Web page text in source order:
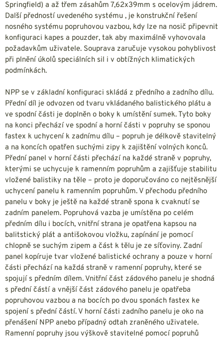
Springfield) a až třem zásahům 7,62x39mm s ocelovým jádrem.
Další předností uvedeného systému , je konstrukční řešení
nosného systému popruhovou vazbou, kdy lze na nosič připevnit
konfiguraci kapes a pouzder, tak aby maximálně vyhovovala
požadavkům uživatele. Souprava zaručuje vysokou pohyblivost
při plnění úkolů speciálních sil i v obtížných klimatických
podmínkách.
NPP se v základní konfiguraci skládá z předního a zadního dílu.
Přední díl je odvozen od tvaru vkládaného balistického plátu a
ve spodní části je doplněn o boky k umístění sumek. Tyto boky
na konci přechází ve spodní a horní části v popruhy se sponou
fastex k uchycení k zadnímu dílu – popruh je délkově stavitelný
a na koncích opatřen suchými zipy k zajištění volných konců.
Přední panel v horní části přechází na každé straně v popruhy,
kterými se uchycuje k ramenním popruhům a zajišťuje stabilitu
vložené balistiky na těle – proto je doporučováno co nejtěsnější
uchycení panelu k ramenním popruhům. V přechodu předního
panelu v boky je ještě na každé straně spona k cvaknutí se
zadním panelem. Popruhová vazba je umístěna po celém
předním dílu i bocích, vnitřní strana je opatřena kapsou na
balitstický plát a antišokovou vložku, zapínání je pomocí
chlopně se suchým zipem a část k tělu je ze síťoviny. Zadní
panel kopíruje tvar vložené balistické ochrany a pouze v horní
části přechází na každá straně v ramenní popruhy, které se
spojují s předním dílem. Vnitřní část zádového panelu je shodná
s přední částí a vnější část zádového panelu je opatřeba
popruhovou vazbou a na bocích po dvou sponách fastex ke
spojení s přední částí. V horní části zadního panelu je oko na
přenášení NPP anebo případný odtah zraněného uživatele.
Ramenní popruhy jsou výškově stavitelné pomocí popruhů